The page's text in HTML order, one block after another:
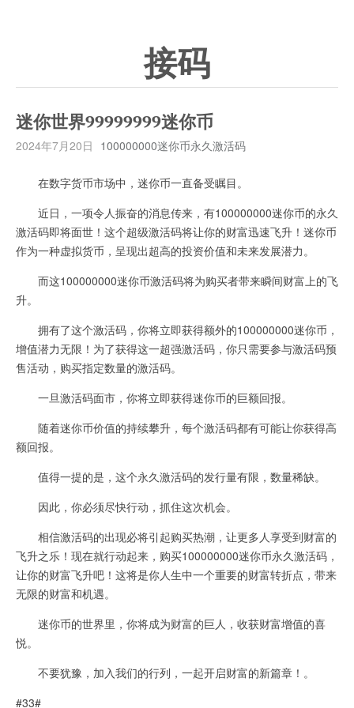
接码
迷你世界99999999迷你币
2024年7月20日 100000000迷你币永久激活码
在数字货币市场中，迷你币一直备受瞩目。
近日，一项令人振奋的消息传来，有100000000迷你币的永久
激活码即将面世！这个超级激活码将让你的财富迅速飞升！迷你币
作为一种虚拟货币，呈现出超高的投资价值和未来发展潜力。
而这100000000迷你币激活码将为购买者带来瞬间财富上的飞
升。
拥有了这个激活码，你将立即获得额外的100000000迷你币，
增值潜力无限！为了获得这一超强激活码，你只需要参与激活码预
售活动，购买指定数量的激活码。
一旦激活码面市，你将立即获得迷你币的巨额回报。
随着迷你币价值的持续攀升，每个激活码都有可能让你获得高
额回报。
值得一提的是，这个永久激活码的发行量有限，数量稀缺。
因此，你必须尽快行动，抓住这次机会。
相信激活码的出现必将引起购买热潮，让更多人享受到财富的
飞升之乐！现在就行动起来，购买100000000迷你币永久激活码，
让你的财富飞升吧！这将是你人生中一个重要的财富转折点，带来
无限的财富和机遇。
迷你币的世界里，你将成为财富的巨人，收获财富增值的喜
悦。
不要犹豫，加入我们的行列，一起开启财富的新篇章！。
#33#